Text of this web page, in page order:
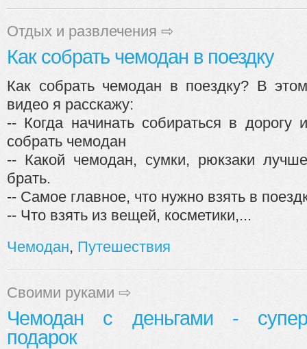
Отдых и развлечения ⇨
Как собрать чемодан в поездку
Как собрать чемодан в поездку? В этом
видео я расскажу:
-- Когда начинать собираться в дорогу и
собрать чемодан
-- Какой чемодан, сумки, рюкзаки лучше
брать.
-- Самое главное, что нужно взять в
-- Что взять из вещей, косметики,...
Чемодан, Путешествия
Своими руками ⇨
Чемодан с деньгами - супер
подарок